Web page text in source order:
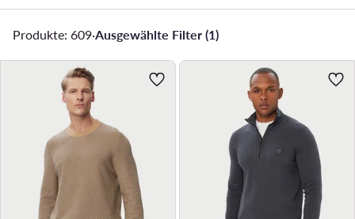
Produkte: 609·Ausgewählte Filter (1)